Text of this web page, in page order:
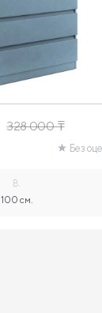
328 000₸
Без
В.
100 см.